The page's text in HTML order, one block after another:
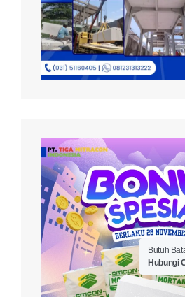
Butuh
Hubungi